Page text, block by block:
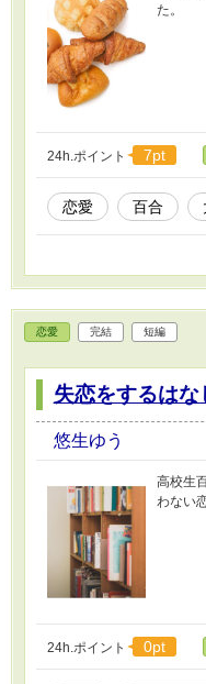
た。
24h.ポイント 7pt
恋愛 百合
恋愛 完結 短編
失恋をするはな
悠生ゆう
高校生
わない
24h.ポイント 0pt